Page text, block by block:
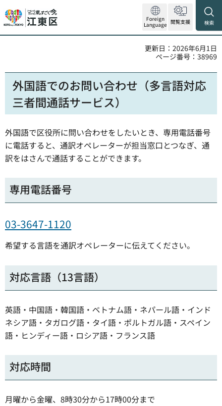
Foreign
Language 閲覧支援 検索
更新日：2026年6月1日
ページ番号：38969
外国語でのお問い合わせ（多言語対応
三者間通話サービス）
外国語で区役所に問い合わせをしたいとき、専用電話番号
に電話すると、通訳オペレーターが担当窓口とつなぎ、通
訳をはさんで通話することができます。
専用電話番号
03-3647-1120
希望する言語を通訳オペレーターに伝えてください。
対応言語（13言語）
英語・中国語・韓国語・ベトナム語・ネパール語・インド
ネシア語・タガログ語・タイ語・ポルトガル語・スペイン
語・ヒンディー語・ロシア語・フランス語
対応時間
月曜から金曜、8時30分から17時00分まで